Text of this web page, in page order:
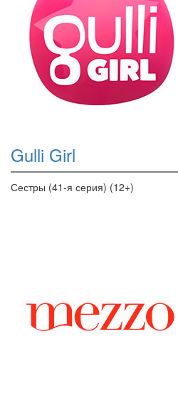
Gulli Girl
Сестры (41-я серия) (12+)